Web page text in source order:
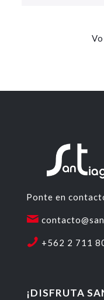
Ponte en
+562 2 711
¡DISFRUTA